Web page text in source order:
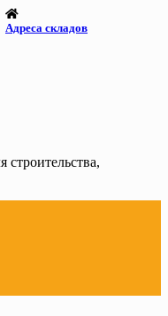
Адреса складов
строительства,